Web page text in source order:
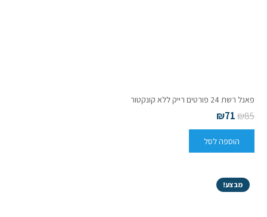
פאנל רשת 24 פורטים רייק ללא קונקטור
₪85
₪71
הוספה לסל
מבצע!